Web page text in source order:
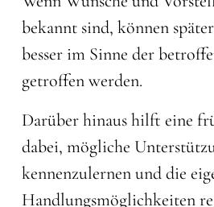
bekannt sind, können
besser im Sinne der
getroffen werden.
Darüber hinaus hilft eine
dabei, mögliche
kennenzulernen und die
Handlungsmöglichkeiten